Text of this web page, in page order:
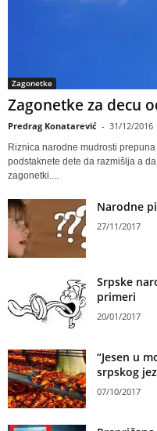
Zagonetke
Zagonetke za decu
Predrag Konatarević - 31/12/2016
Riznica narodne mudrosti
podstaknete dete da razmišlja a
zagonetki....
Narodne
27/11/2017
Srpske
primeri
20/01/2017
“Jesen u
srpskog
07/10/2017